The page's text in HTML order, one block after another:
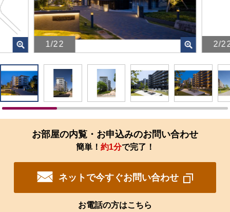
1/22
画
像
を
ク
リ
す
拡
大
さ
2/
画
像
を
ク
リ
拡
お部屋の内覧・お申込みのお問い合わせ
簡単！ 約1分で完了！
ネットで今すぐお問い合わせ
お電話の方はこちら